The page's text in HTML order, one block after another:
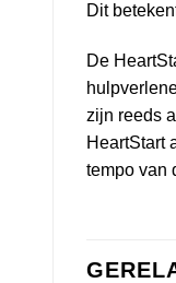
Dit
De
zijn reeds
HeartStart
tempo van